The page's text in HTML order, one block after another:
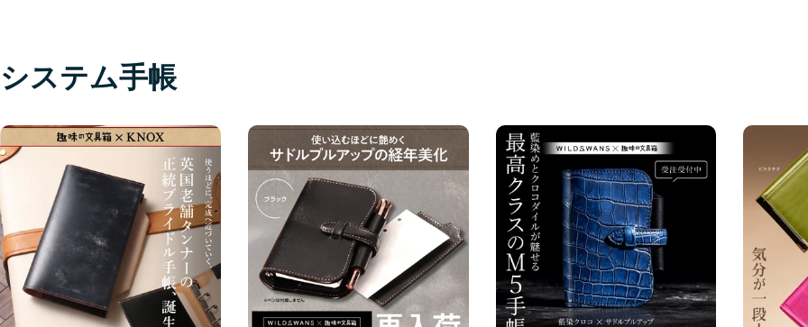
システム手帳